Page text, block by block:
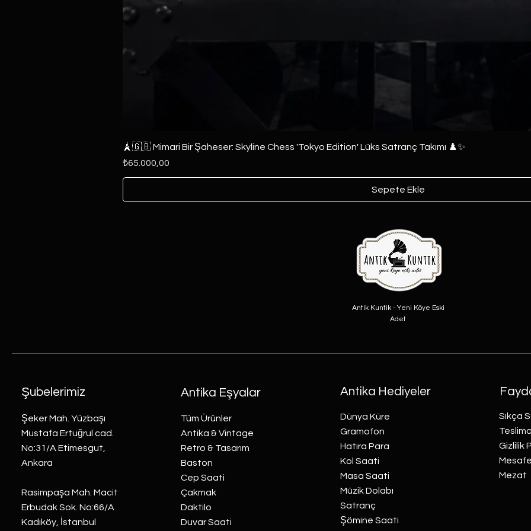
🗼🇬🇧 Mimari Bir Şaheser: Skyline Chess 'Tokyo Edition' Lüks Satranç Takımı ♟️✨
Fiyat
₺65.000,00
Sepete Ekle
Antik Kuntik - Yeni Köye Eski
Adet
Şubelerimiz
Şeker Mah. Yüzbaşı
Mustafa Ertuğrul cad.
No:31/A Etimesgut,
Ankara
Rasimpaşa Mah. Macit
Erbudak Sok. No:66/A
Kadıköy, İstanbul
Antika Eşyalar
Tüm Ürünler
Antika & Vintage
Retro & Tasarım
Baston
Cep Saati
Çakmak
Daktilo
Duvar Saati
Antika Hediyeler
Dünya Küre
Gramofon
Hatıra Para
Kol Saati
Masa Saati
Müzik Dolabı
Satranç
Şömine Saati
Sıkça
Gizlilik
Mezat